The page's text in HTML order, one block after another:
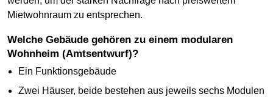
Mietwohnraum zu entsprechen.
Welche Gebäude gehören zu einem modularen
Wohnheim (Amtsentwurf)?
Ein Funktionsgebäude
Zwei Häuser, beide bestehen aus jeweils sechs Modulen